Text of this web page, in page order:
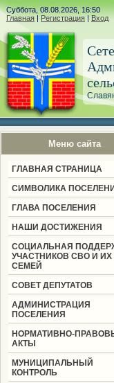
Суббота, 08.08.2026, 16:50
Главная | Регистрация | Вход
Меню сайта
ГЛАВНАЯ СТРАНИЦА
СИМВОЛИКА
ГЛАВА ПОСЕЛЕНИЯ
НАШИ ДОСТИЖЕНИЯ
СОЦИАЛЬНАЯ
УЧАСТНИКОВ СВО И ИХ
СЕМЕЙ
СОВЕТ ДЕПУТАТОВ
АДМИНИСТРАЦИЯ
ПОСЕЛЕНИЯ
НОРМАТИВНО-
АКТЫ
МУНИЦИПАЛЬНЫЙ
КОНТРОЛЬ